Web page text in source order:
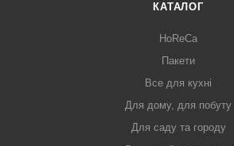
КАТАЛОГ
HoReCa
Пакети
Все для кухні
Для дому, для побуту
Для саду та городу